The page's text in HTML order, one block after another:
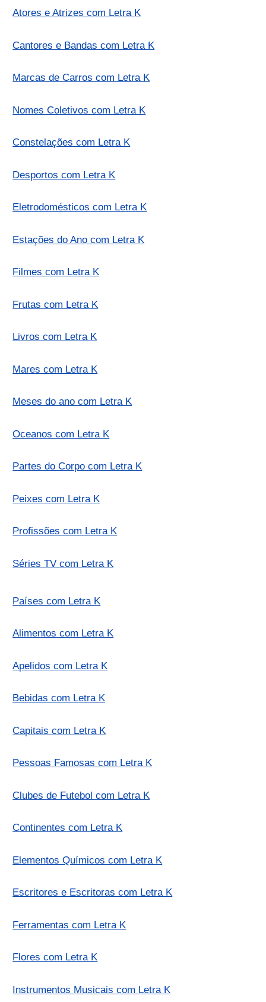
Atores e Atrizes com Letra K
Cantores e Bandas com Letra K
Marcas de Carros com Letra K
Nomes Coletivos com Letra K
Constelações com Letra K
Desportos com Letra K
Eletrodomésticos com Letra K
Estações do Ano com Letra K
Filmes com Letra K
Frutas com Letra K
Livros com Letra K
Mares com Letra K
Meses do ano com Letra K
Oceanos com Letra K
Partes do Corpo com Letra K
Peixes com Letra K
Profissões com Letra K
Séries TV com Letra K
Países com Letra K
Alimentos com Letra K
Apelidos com Letra K
Bebidas com Letra K
Capitais com Letra K
Pessoas Famosas com Letra K
Clubes de Futebol com Letra K
Continentes com Letra K
Elementos Químicos com Letra K
Escritores e Escritoras com Letra K
Ferramentas com Letra K
Flores com Letra K
Instrumentos Musicais com Letra K